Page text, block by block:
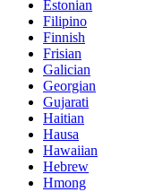
Estonian
Filipino
Finnish
Frisian
Galician
Georgian
Gujarati
Haitian
Hausa
Hawaiian
Hebrew
Hmong